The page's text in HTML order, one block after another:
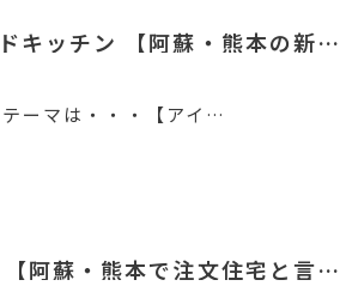
キッチン 【阿蘇・熊本の新…
ーマは・・・【アイ…
阿蘇・熊本で注文住宅と言…